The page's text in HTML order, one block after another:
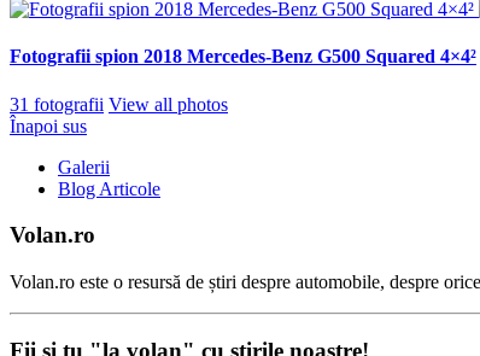
Fotografii spion 2018 Mercedes-Benz G500 Squared 4×4²
31 fotografii View all photos
Înapoi sus
Galerii
Blog Articole
Volan.ro
Volan.ro este o resursă de știri despre automobile, despre
Fii şi tu "la volan" cu ştirile noastre!